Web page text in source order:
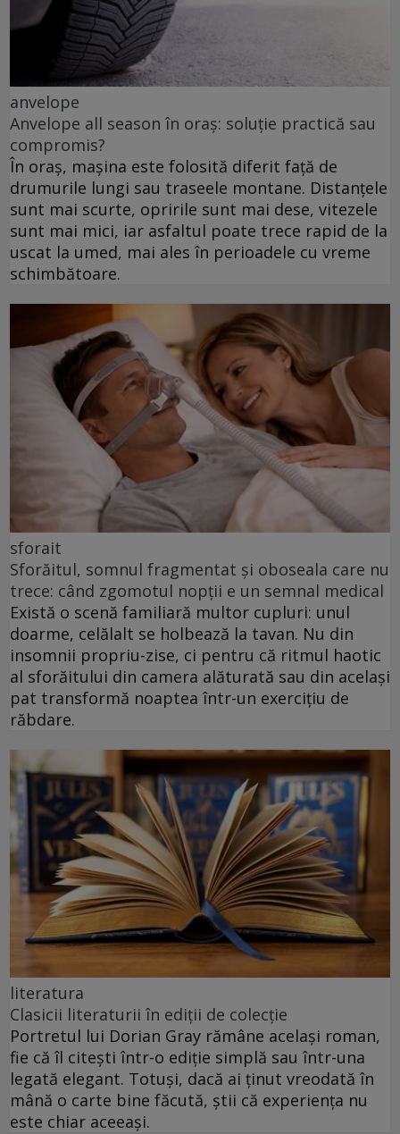
anvelope
Anvelope all season în oraș: soluție practică sau
compromis?
În oraș, mașina este folosită diferit față de
drumurile lungi sau traseele montane. Distanțele
sunt mai scurte, opririle sunt mai dese, vitezele
sunt mai mici, iar asfaltul poate trece rapid de la
uscat la umed, mai ales în perioadele cu vreme
schimbătoare.
sforait
Sforăitul, somnul fragmentat și oboseala care nu
trece: când zgomotul nopții e un semnal medical
Există o scenă familiară multor cupluri: unul
doarme, celălalt se holbează la tavan. Nu din
insomnii propriu-zise, ci pentru că ritmul haotic
al sforăitului din camera alăturată sau din același
pat transformă noaptea într-un exercițiu de
răbdare.
literatura
Clasicii literaturii în ediții de colecție
Portretul lui Dorian Gray rămâne același roman,
fie că îl citești într-o ediție simplă sau într-una
legată elegant. Totuși, dacă ai ținut vreodată în
mână o carte bine făcută, știi că experiența nu
este chiar aceeași.